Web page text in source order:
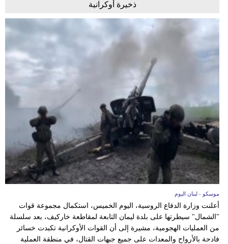
ذخيرة أوكرانية
موسكو - لبنان اليوم
أعلنت وزارة الدفاع الروسية، اليوم الخميس، استكمال مجموعة قوات
"الشمال" سيطرتها على بلدة ليمان التابعة لمقاطعة خاركيف، بعد سلسلة
من العمليات الهجومية، مشيرة إلى أن القوات الأوكرانية تكبدت خسائر
فادحة بالأرواح والمعدات على جميع جبهات القتال، في منطقة العملية